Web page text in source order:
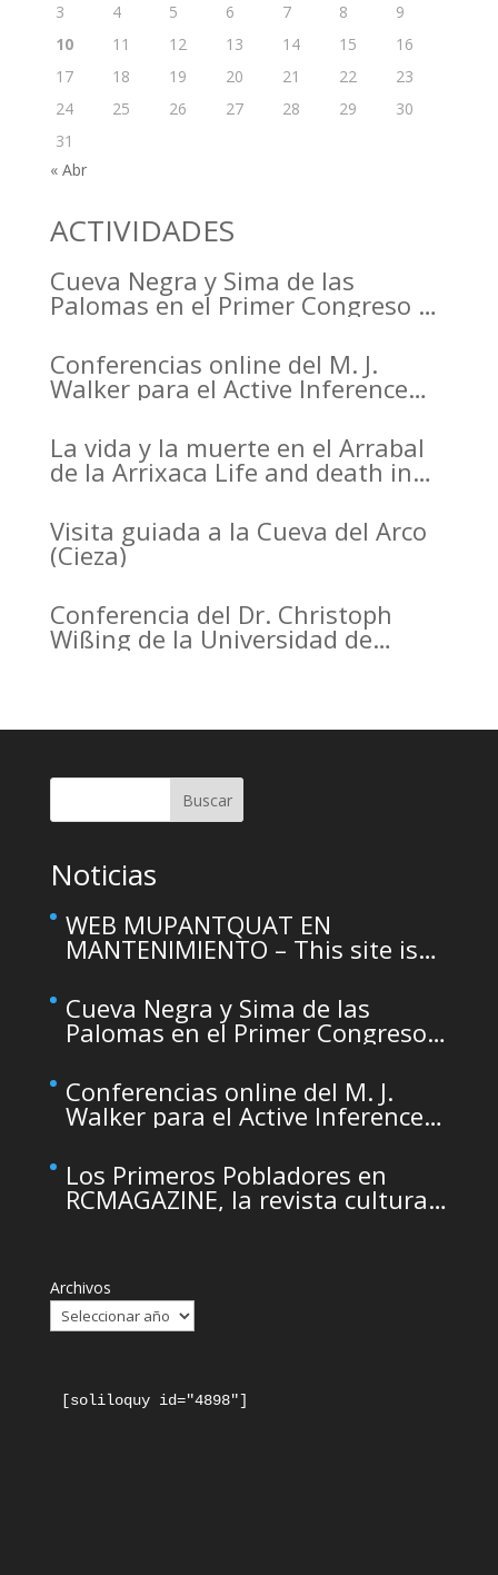
3
4 5 6 7 8
9
10
11 12 13 14 15
16
17
18 19 20 21 22
23
24
25 26 27 28 29
30
31
« Abr
ACTIVIDADES
Cueva Negra y Sima de las
Palomas en el Primer Congreso de
Murcia organizado por el CDL
Conferencias online del M. J.
Walker para el Active Inference
La vida y la muerte en el Arrabal
de la Arrixaca Life and death in
Visita guiada a la Cueva del Arco
(Cieza)
Conferencia del Dr. Christoph
Wißing de la Universidad de
versus early modern humans:
pattern Buscar
Noticias
WEB MUPANTQUAT EN
MANTENIMIENTO – This site is
maintenance
Cueva Negra y Sima de las
Palomas en el Primer Congreso
Murcia organizado por el CDL
Conferencias online del M. J.
Walker para el Active Inference
Los Primeros Pobladores en
RCMAGAZINE, la revista cultural
Archivos
[soliloquy id="4898"]